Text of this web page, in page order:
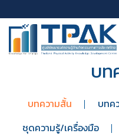
บท
บทความสั้น บทค
ชุดความรู้/เครื่องมือ